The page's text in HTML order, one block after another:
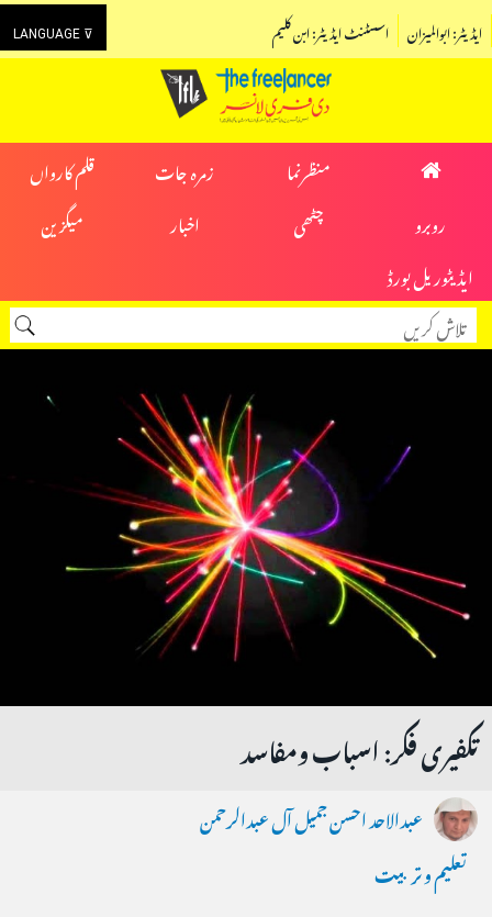
LANGUAGE ⊽ اسسٹنٹ ایڈیٹر: ابن کلیم ایڈیٹر: ابوالمیزان
منظرنما زمرہ جات
قلم کارواں
روبرو
چٹھی اخبار
میگزین
ایڈیٹوریل بورڈ
تکفیری فکر: اسباب ومفاسد
عبدالاحد احسن جمیل آل عبدالرحمن
تعلیم و تربیت